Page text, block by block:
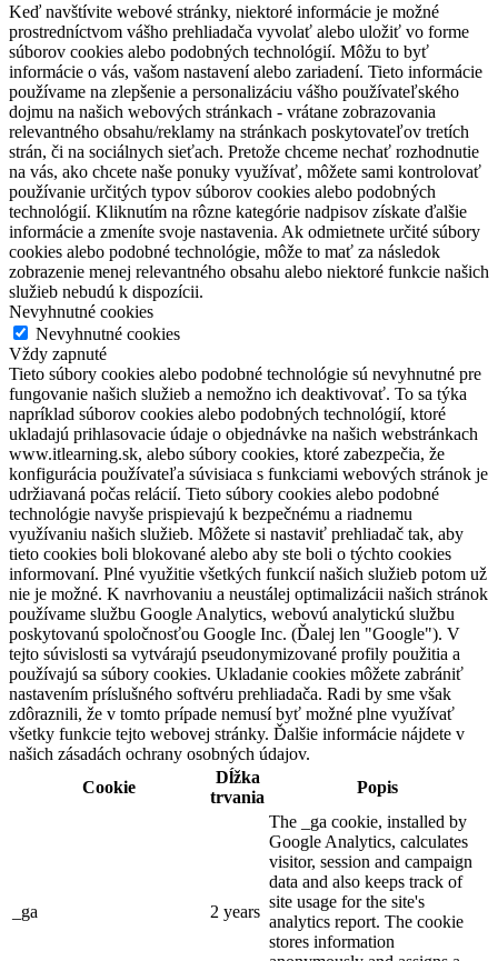
Keď navštívite webové stránky, niektoré informácie je možné
prostredníctvom vášho prehliadača vyvolať alebo uložiť vo forme
súborov cookies alebo podobných technológií. Môžu to byť
informácie o vás, vašom nastavení alebo zariadení. Tieto informácie
používame na zlepšenie a personalizáciu vášho používateľského
dojmu na našich webových stránkach - vrátane zobrazovania
relevantného obsahu/reklamy na stránkach poskytovateľov tretích
strán, či na sociálnych sieťach. Pretože chceme nechať rozhodnutie
na vás, ako chcete naše ponuky využívať, môžete sami kontrolovať
používanie určitých typov súborov cookies alebo podobných
technológií. Kliknutím na rôzne kategórie nadpisov získate ďalšie
informácie a zmeníte svoje nastavenia. Ak odmietnete určité súbory
cookies alebo podobné technológie, môže to mať za následok
zobrazenie menej relevantného obsahu alebo niektoré funkcie našich
služieb nebudú k dispozícii.
Nevyhnutné cookies
Nevyhnutné cookies
Vždy zapnuté
Tieto súbory cookies alebo podobné technológie sú nevyhnutné pre
fungovanie našich služieb a nemožno ich deaktivovať. To sa týka
napríklad súborov cookies alebo podobných technológií, ktoré
ukladajú prihlasovacie údaje o objednávke na našich webstránkach
www.itlearning.sk, alebo súbory cookies, ktoré zabezpečia, že
konfigurácia používateľa súvisiaca s funkciami webových stránok je
udržiavaná počas relácií. Tieto súbory cookies alebo podobné
technológie navyše prispievajú k bezpečnému a riadnemu
využívaniu našich služieb. Môžete si nastaviť prehliadač tak, aby
tieto cookies boli blokované alebo aby ste boli o týchto cookies
informovaní. Plné využitie všetkých funkcií našich služieb potom už
nie je možné. K navrhovaniu a neustálej optimalizácii našich stránok
používame službu Google Analytics, webovú analytickú službu
poskytovanú spoločnosťou Google Inc. (Ďalej len "Google"). V
tejto súvislosti sa vytvárajú pseudonymizované profily použitia a
používajú sa súbory cookies. Ukladanie cookies môžete zabrániť
nastavením príslušného softvéru prehliadača. Radi by sme však
zdôraznili, že v tomto prípade nemusí byť možné plne využívať
všetky funkcie tejto webovej stránky. Ďalšie informácie nájdete v
našich zásadách ochrany osobných údajov.
Cookie
Dĺžka
trvania
Popis
_ga 2 years
The _ga cookie, installed by
Google Analytics, calculates
visitor, session and campaign
data and also keeps track of
site usage for the site's
analytics report. The cookie
stores information